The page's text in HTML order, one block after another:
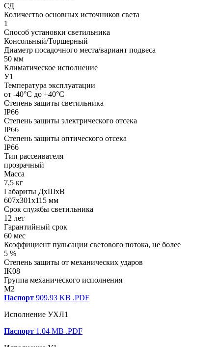
СД
Количество основных источников света
1
Способ установки светильника
Консольный/Торшерный
Диаметр посадочного места/вариант подвеса
50 мм
Климатическое исполнение
У1
Температура эксплуатации
от -40°С до +40°С
Степень защиты светильника
IP66
Степень защиты электрического отсека
IP66
Степень защиты оптического отсека
IP66
Тип рассеивателя
прозрачный
Масса
7,5 кг
Габариты ДхШхВ
607x301x115 мм
Срок службы светильника
12 лет
Гарантийный срок
60 мес
Коэффициент пульсации светового потока, не более
5 %
Степень защиты от механических ударов
IK08
Группа механического исполнения
M2
Паспорт 909.93 KB .PDF
Исполнение УХЛ1
Паспорт 1.04 MB .PDF